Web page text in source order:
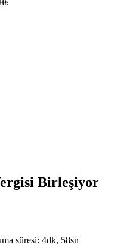
Birleşiyor
süresi: 4dk, 58sn